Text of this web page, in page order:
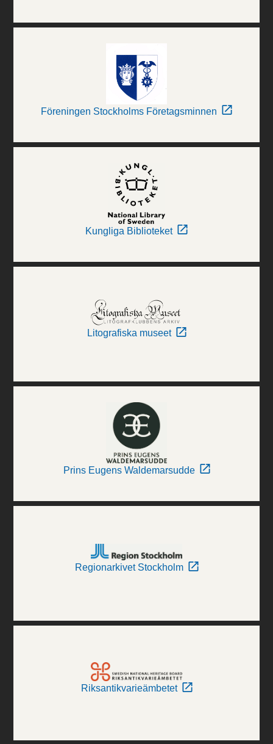
Föreningen Stockholms Företagsminnen
Kungliga Biblioteket
Litografiska museet
Prins Eugens Waldemarsudde
Regionarkivet Stockholm
Riksantikvarieämbetet